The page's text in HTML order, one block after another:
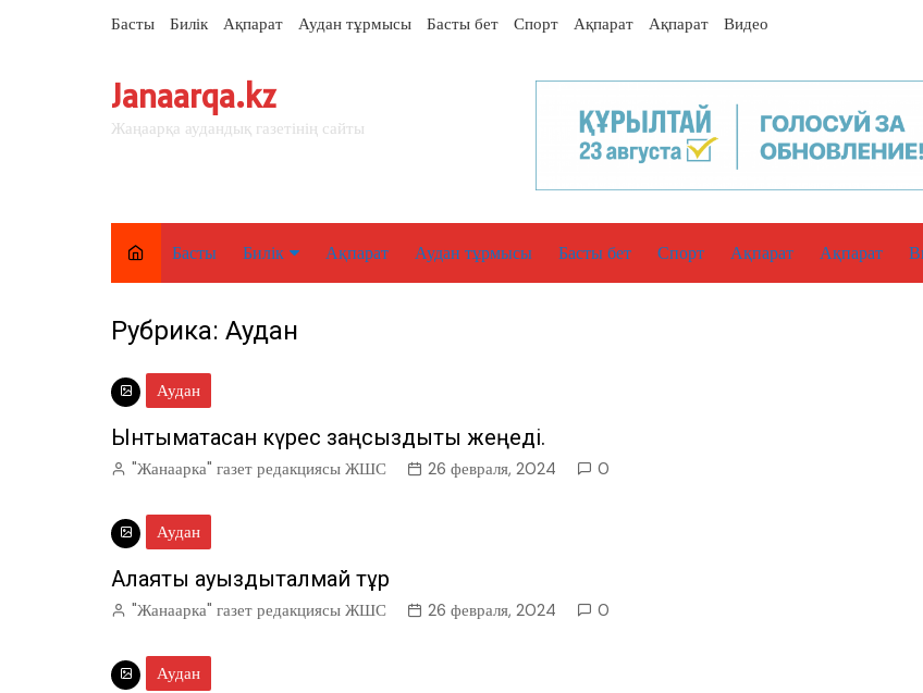
Басты Билік Ақпарат Аудан тұрмысы Басты бет Спорт Ақпарат Ақпарат Видео
Janaarqa.kz
Жаңаарқа аудандық газетінің сайты
Басты Билік
Аймақ
Ақпарат Аудан тұрмысы Басты бет Спорт Ақпарат Ақпарат
Рубрика: Аудан
Аудан
Ынтымақтасқан күрес заңсыздықты жеңеді.
"Жанаарка" газет редакциясы ЖШС 26 февраля, 2024 0
Аудан
Алаяқтық ауыздықталмай тұр
"Жанаарка" газет редакциясы ЖШС 26 февраля, 2024 0
Аудан